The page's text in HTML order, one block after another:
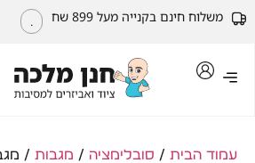
משלוח חינם בקנייה מעל 899 שח .
עמוד הבית / סובלימציה / מגבות